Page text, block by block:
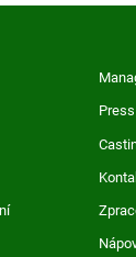
Press